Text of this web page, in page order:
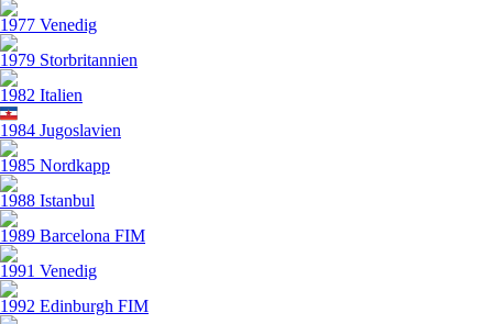
1977 Venedig
1979 Storbritannien
1982 Italien
1984 Jugoslavien
1985 Nordkapp
1988 Istanbul
1989 Barcelona FIM
1991 Venedig
1992 Edinburgh FIM